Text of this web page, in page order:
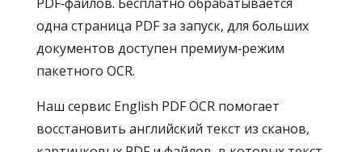
одна страница PDF за запуск, для больших
документов доступен премиум‑режим
пакетного OCR.
Наш сервис English PDF OCR помогает
восстановить английский текст из сканов,